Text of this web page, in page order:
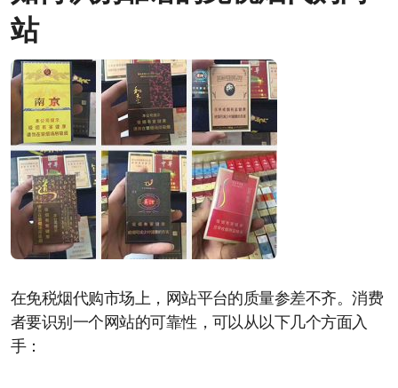
站
在免税烟代购市场上，网站平台的质量参差不齐。消费
者要识别一个网站的可靠性，可以从以下几个方面入
手：